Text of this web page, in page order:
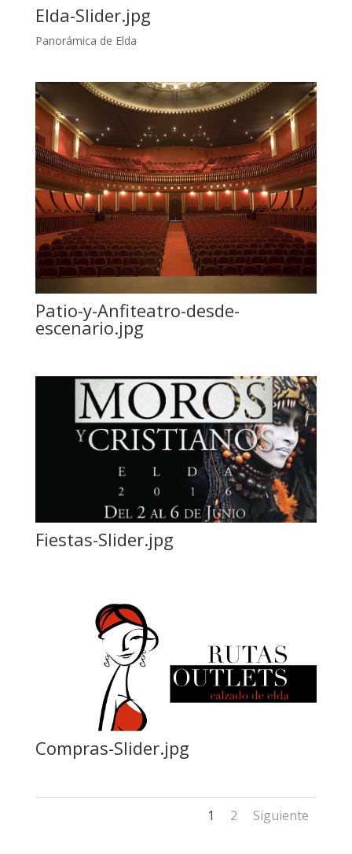
Elda-Slider.jpg
Panorámica de Elda
Patio-y-Anfiteatro-desde-
escenario.jpg
Fiestas-Slider.jpg
Compras-Slider.jpg
1 2 Siguiente